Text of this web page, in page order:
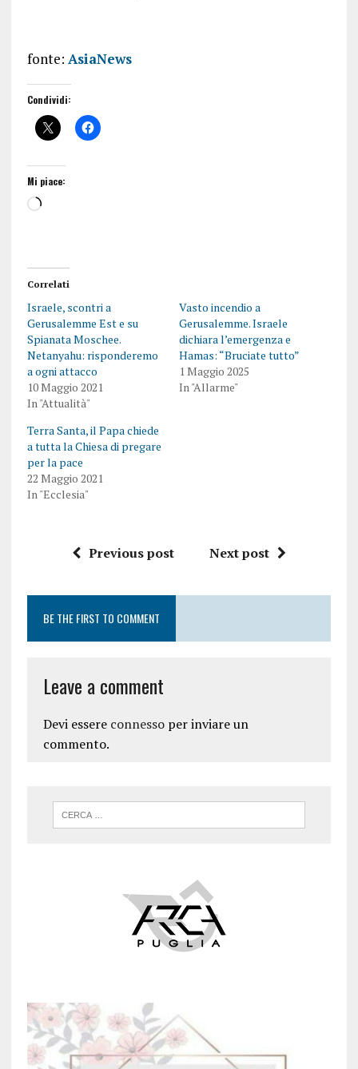
fonte: AsiaNews
Condividi:
Mi piace:
Correlati
Israele, scontri a
Gerusalemme Est e su
Spianata Moschee.
Netanyahu: risponderemo
a ogni attacco
10 Maggio 2021
In "Attualità"
Vasto incendio a
Gerusalemme. Israele
dichiara l’emergenza e
Hamas: “Bruciate tutto”
1 Maggio 2025
In "Allarme"
Terra Santa, il Papa chiede
a tutta la Chiesa di pregare
per la pace
22 Maggio 2021
In "Ecclesia"
Previous post Next post
BE THE FIRST TO COMMENT
Leave a comment
Devi essere connessoper inviare un
commento.